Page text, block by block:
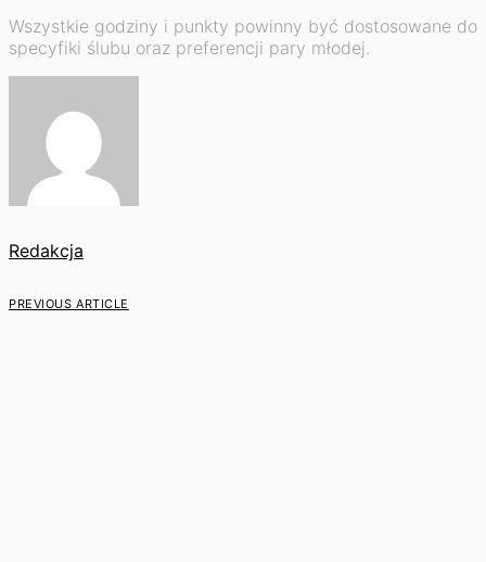
Wszystkie godziny i punkty powinny być dostosowane do
specyfiki ślubu oraz preferencji pary młodej.
Redakcja
PREVIOUS ARTICLE